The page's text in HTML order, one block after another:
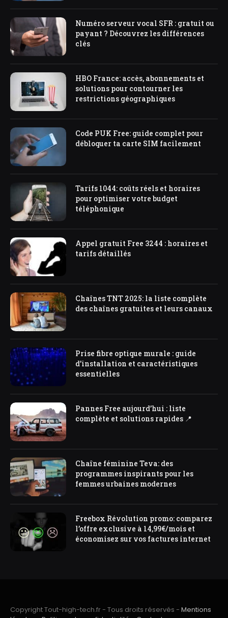
Numéro serveur vocal SFR : gratuit ou
payant ? Découvrez les différences
clés
HBO France: accès, abonnements et
solutions pour contourner les
restrictions géographiques
Code PUK Free: guide complet pour
débloquer ta carte SIM facilement
Tarifs 1044: coûts réels et horaires
pour optimiser votre budget
téléphonique
Appel gratuit Free 3244 : horaires et
tarifs détaillés
Chaînes TNT 2025: la liste complète
des chaînes gratuites et leurs canaux
Prise fibre optique murale : guide
d’installation et caractéristiques
essentielles
Pannes Free aujourd’hui : liste
complète et solutions rapides 📍
Chaîne féminine Teva: des
programmes inspirants pour les
femmes urbaines modernes
Freebox Révolution promo: comparez
l’offre exclusive à 14,99€/mois et
économisez sur vos factures internet
Copyright Tout-high-tech.fr - Tous droits réservés - Mentions